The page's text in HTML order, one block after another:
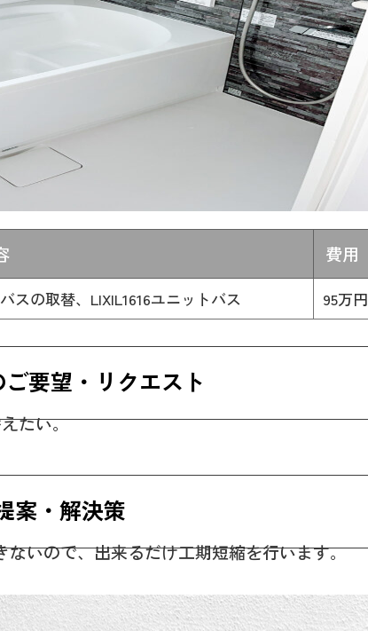
費用
スの取替、LIXIL1616ユニットバス 95万円
要望・リクエスト
たい。
案・解決策
いので、出来るだけ工期短縮を行います。